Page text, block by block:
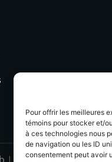
Pour offrir les meilleures
témoins pour stocker et/
à ces technologies nous
de navigation ou les ID
consentement peut avoir
| Cookies|